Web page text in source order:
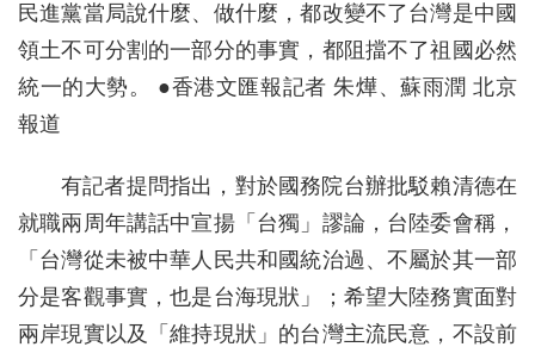
民進黨當局說什麼、做什麼，都改變不了台灣是中國
領土不可分割的一部分的事實，都阻擋不了祖國必然
統一的大勢。 ●香港文匯報記者 朱燁、蘇雨潤 北京
報道
有記者提問指出，對於國務院台辦批駁賴清德在
就職兩周年講話中宣揚「台獨」謬論，台陸委會稱，
「台灣從未被中華人民共和國統治過、不屬於其一部
分是客觀事實，也是台海現狀」；希望大陸務實面對
兩岸現實以及「維持現狀」的台灣主流民意，不設前